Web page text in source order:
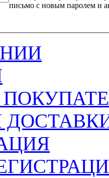
письмо с новым паролем и